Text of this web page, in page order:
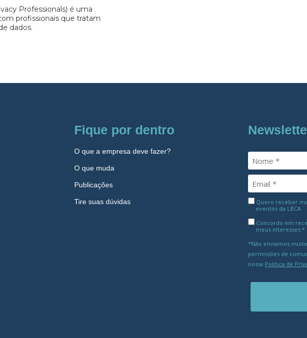
Professionals) é uma
profissionais que tratam
dados.
Fique por dentro
O que a empresa deve fazer?
O que muda
Publicações
Tire suas dúvidas
Quero receber
eventos da LBCA
Concordo em
meus interesses.*
*Não enviamos
permissões de
nossa Política de